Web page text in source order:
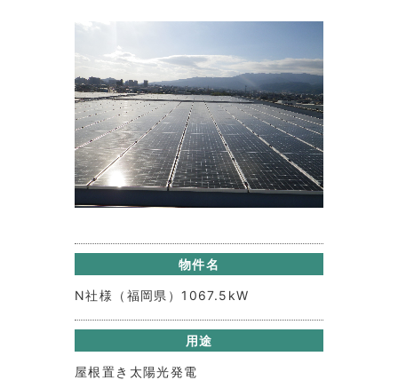
物件名
N社様（福岡県）1067.5kW
用途
屋根置き太陽光発電